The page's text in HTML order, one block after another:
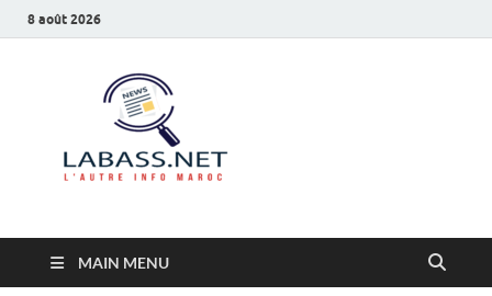
8 août 2026
MAIN MENU